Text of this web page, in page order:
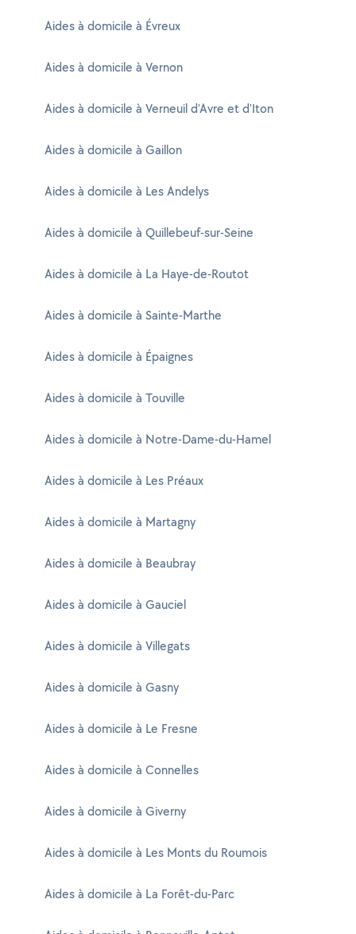
Aides à domicile à Évreux
Aides à domicile à Vernon
Aides à domicile à Verneuil d'Avre et d'Iton
Aides à domicile à Gaillon
Aides à domicile à Les Andelys
Aides à domicile à Quillebeuf-sur-Seine
Aides à domicile à La Haye-de-Routot
Aides à domicile à Sainte-Marthe
Aides à domicile à Épaignes
Aides à domicile à Touville
Aides à domicile à Notre-Dame-du-Hamel
Aides à domicile à Les Préaux
Aides à domicile à Martagny
Aides à domicile à Beaubray
Aides à domicile à Gauciel
Aides à domicile à Villegats
Aides à domicile à Gasny
Aides à domicile à Le Fresne
Aides à domicile à Connelles
Aides à domicile à Giverny
Aides à domicile à Les Monts du Roumois
Aides à domicile à La Forêt-du-Parc